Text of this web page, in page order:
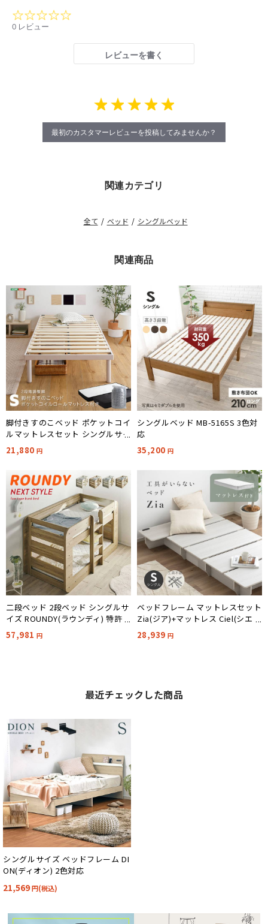
0 レビュー
レビューを書く
最初のカスタマーレビューを投稿してみませんか？
関連カテゴリ
全て / ベッド / シングルベッド
関連商品
脚付きすのこベッド ポケットコイ
ルマットレスセット シングルサイ
ズ 6色対応
21,880 円
シングルベッド MB-5165S 3色対
応
35,200 円
二段ベッド 2段ベッド シングルサ
イズ ROUNDY(ラウンディ) 特許
超耐震構造 4色対応
57,981 円
ベッドフレーム マットレスセット
Zia(ジア)+マットレス Ciel(シエ
ル)
28,939 円
最近チェックした商品
シングルサイズ ベッドフレーム DI
ON(ディオン) 2色対応
21,569円(税込)